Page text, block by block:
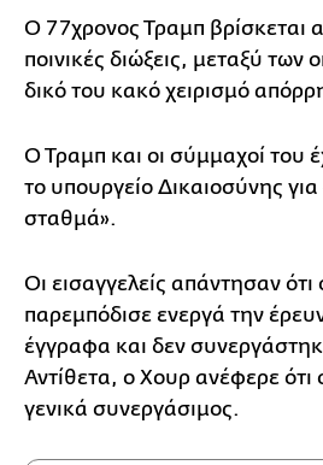
Ο 77χρονος Τραμπ βρίσκεται
ποινικές διώξεις, μεταξύ
δικό του κακό χειρισμό
Ο Τραμπ και οι σύμμαχοί του
το υπουργείο Δικαιοσύνης για
σταθμά».
Οι εισαγγελείς απάντησαν
παρεμπόδισε ενεργά την
έγγραφα και δεν
Αντίθετα, ο Χουρ ανέφερε ότι
γενικά συνεργάσιμος.